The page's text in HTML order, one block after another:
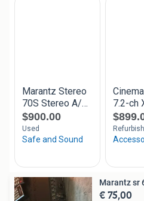
Marantz sr
€ 75,00